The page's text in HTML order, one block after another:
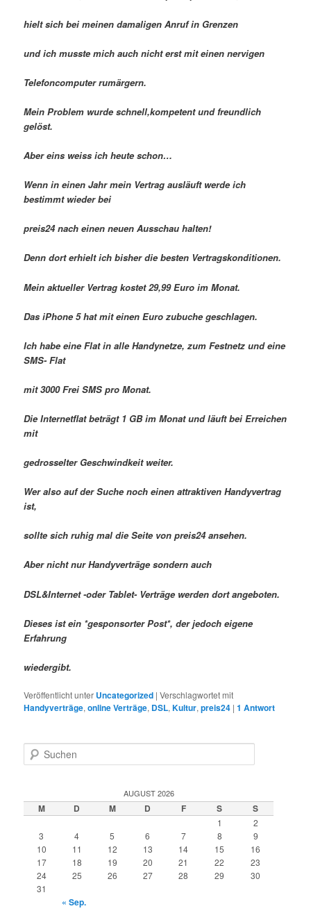
hielt sich bei meinen damaligen Anruf in Grenzen
und ich musste mich auch nicht erst mit einen nervigen
Telefoncomputer rumärgern.
Mein Problem wurde schnell,kompetent und freundlich
gelöst.
Aber eins weiss ich heute schon…
Wenn in einen Jahr mein Vertrag ausläuft werde ich
bestimmt wieder bei
preis24 nach einen neuen Ausschau halten!
Denn dort erhielt ich bisher die besten Vertragskonditionen.
Mein aktueller Vertrag kostet 29,99 Euro im Monat.
Das iPhone 5 hat mit einen Euro zubuche geschlagen.
Ich habe eine Flat in alle Handynetze, zum Festnetz und eine
SMS- Flat
mit 3000 Frei SMS pro Monat.
Die Internetflat beträgt 1 GB im Monat und läuft bei Erreichen
mit
gedrosselter Geschwindkeit weiter.
Wer also auf der Suche noch einen attraktiven Handyvertrag
ist,
sollte sich ruhig mal die Seite von preis24 ansehen.
Aber nicht nur Handyverträge sondern auch
DSL&Internet -oder Tablet- Verträge werden dort angeboten.
Dieses ist ein *gesponsorter Post*, der jedoch eigene
Erfahrung
wiedergibt.
Veröffentlicht unter Uncategorized |Verschlagwortet mit
Handyverträge,online Verträge, DSL,Kultur,preis24 |1 Antwort
u
e
n
AUGUST 2026
M D M D F S S
1
2
3
4 5 6 7 8
9
10
11 12 13 14 15
16
17
18 19 20 21 22
23
24
25 26 27 28 29
30
31
« Sep.